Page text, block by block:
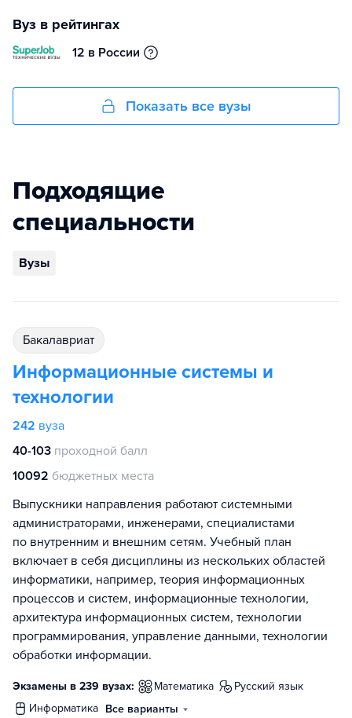
Вуз в рейтингах
12 в России
Показать все вузы
Подходящие
специальности
Вузы
бакалавриат
Информационные системы и
технологии
242 вуза
40-103 проходной балл
10092 бюджетных места
Выпускники направления работают системными
администраторами, инженерами, специалистами
по внутренним и внешним сетям. Учебный план
включает в себя дисциплины из нескольких областей
информатики, например, теория информационных
процессов и систем, информационные технологии,
архитектура информационных систем, технологии
программирования, управление данными, технологии
обработки информации.
Экзамены в 239 вузах: математика
русский язык
информатика Все варианты